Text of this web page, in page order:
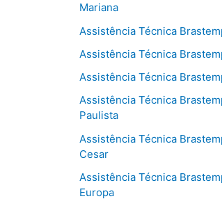
Mariana
Assistência Técnica
Assistência Técnica
Assistência Técnica
Assistência Técnica
Paulista
Assistência Técnica
Cesar
Assistência Técnica
Europa